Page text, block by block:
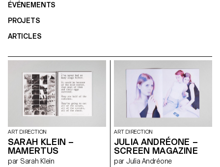
ÉVÉNEMENTS
PROJETS
ARTICLES
ART DIRECTION
SARAH KLEIN –
MAMERTUS
par Sarah Klein
ART DIRECTION
JULIA ANDRÉONE –
SCREEN MAGAZINE
par Julia Andréone